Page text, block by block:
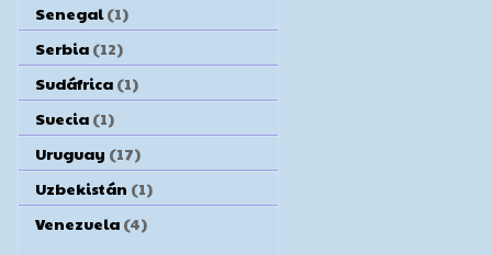
Senegal (1)
Serbia (12)
Sudáfrica (1)
Suecia (1)
Uruguay (17)
Uzbekistán (1)
Venezuela (4)